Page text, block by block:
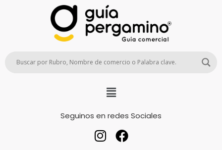
Seguinos en redes Sociales